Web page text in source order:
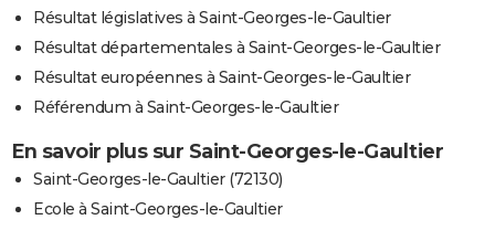
Résultat législatives à Saint-Georges-le-Gaultier
Résultat départementales à Saint-Georges-le-Gaultier
Résultat européennes à Saint-Georges-le-Gaultier
Référendum à Saint-Georges-le-Gaultier
En savoir plus sur Saint-Georges-le-Gaultier
Saint-Georges-le-Gaultier (72130)
Ecole à Saint-Georges-le-Gaultier